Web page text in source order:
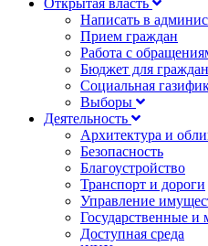
Открытая власть
Написать в
Прием граждан
Работа с
Бюджет для граждан
Социальная
Выборы
Деятельность
Архитектура и
Безопасность
Благоустройство
Транспорт и дороги
Управление
Государственные
Доступная среда